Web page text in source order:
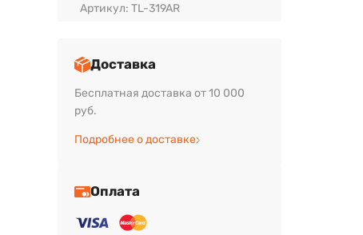
Артикул: TL-319AR
Доставка
Бесплатная доставка от 10 000
руб.
Подробнее о доставке
Оплата